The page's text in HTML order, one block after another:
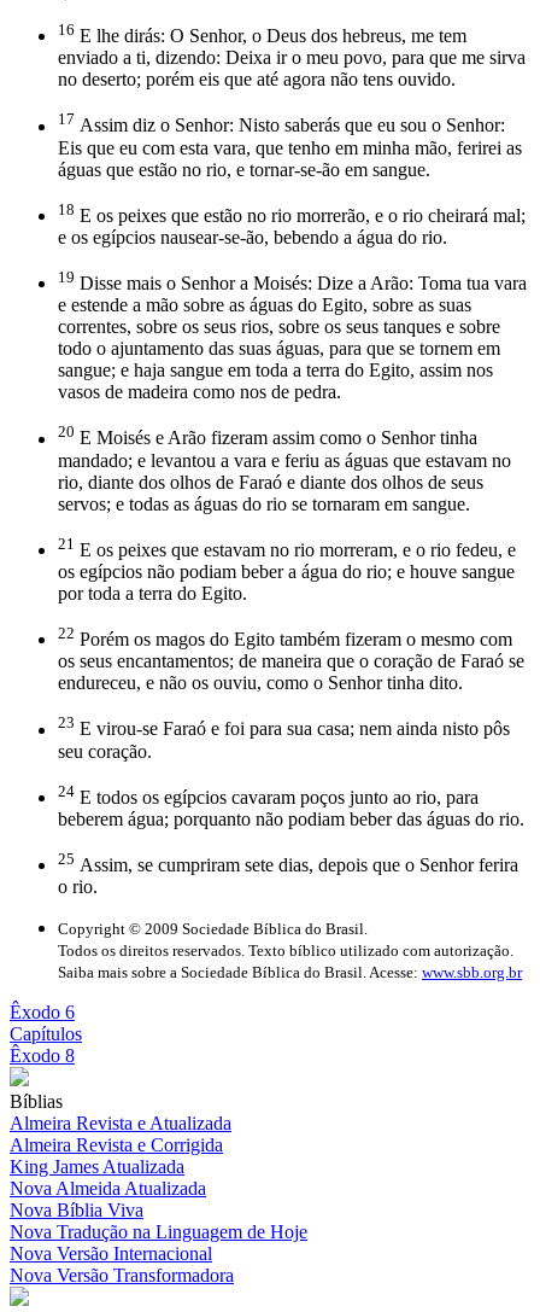
16 E lhe dirás: O Senhor, o Deus dos hebreus, me tem
enviado a ti, dizendo: Deixa ir o meu povo, para que me sirva
no deserto; porém eis que até agora não tens ouvido.
17 Assim diz o Senhor: Nisto saberás que eu sou o Senhor:
Eis que eu com esta vara, que tenho em minha mão, ferirei as
águas que estão no rio, e tornar-se-ão em sangue.
18 E os peixes que estão no rio morrerão, e o rio cheirará mal;
e os egípcios nausear-se-ão, bebendo a água do rio.
19 Disse mais o Senhor a Moisés: Dize a Arão: Toma tua vara
e estende a mão sobre as águas do Egito, sobre as suas
correntes, sobre os seus rios, sobre os seus tanques e sobre
todo o ajuntamento das suas águas, para que se tornem em
sangue; e haja sangue em toda a terra do Egito, assim nos
vasos de madeira como nos de pedra.
20 E Moisés e Arão fizeram assim como o Senhor tinha
mandado; e levantou a vara e feriu as águas que estavam no
rio, diante dos olhos de Faraó e diante dos olhos de seus
servos; e todas as águas do rio se tornaram em sangue.
21 E os peixes que estavam no rio morreram, e o rio fedeu, e
os egípcios não podiam beber a água do rio; e houve sangue
por toda a terra do Egito.
22 Porém os magos do Egito também fizeram o mesmo com
os seus encantamentos; de maneira que o coração de Faraó se
endureceu, e não os ouviu, como o Senhor tinha dito.
23 E virou-se Faraó e foi para sua casa; nem ainda nisto pôs
seu coração.
24 E todos os egípcios cavaram poços junto ao rio, para
beberem água; porquanto não podiam beber das águas do rio.
25 Assim, se cumpriram sete dias, depois que o Senhor ferira
o rio.
Copyright © 2009 Sociedade Bíblica do Brasil.
Todos os direitos reservados. Texto bíblico utilizado com autorização.
Saiba mais sobre a Sociedade Bíblica do Brasil. Acesse: www.sbb.org.br
Êxodo 6
Capítulos
Êxodo 8
Bíblias
Almeira Revista e Atualizada
Almeira Revista e Corrigida
King James Atualizada
Nova Almeida Atualizada
Nova Bíblia Viva
Nova Tradução na Linguagem de Hoje
Nova Versão Internacional
Nova Versão Transformadora